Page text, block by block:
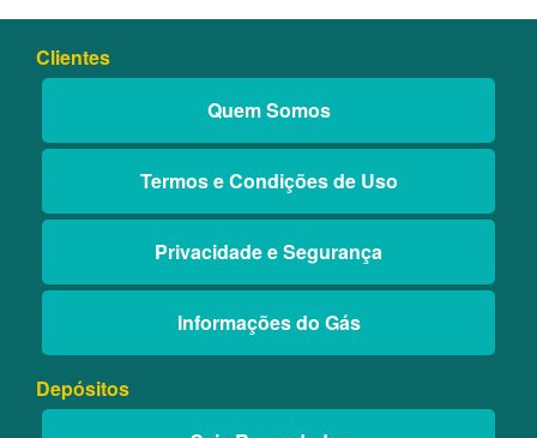
Clientes
Quem Somos
Termos e Condições de Uso
Privacidade e Segurança
Informações do Gás
Depósitos